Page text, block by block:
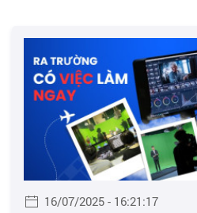
16/07/2025 - 16:21:17